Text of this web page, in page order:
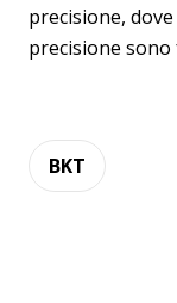
precisione,
precisione
BKT